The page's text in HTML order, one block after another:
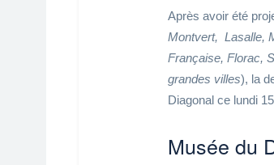
Après avoir été
Montvert, Lasalle,
Française, Florac,
grandes villes), la
Diagonal ce lundi
Musée du